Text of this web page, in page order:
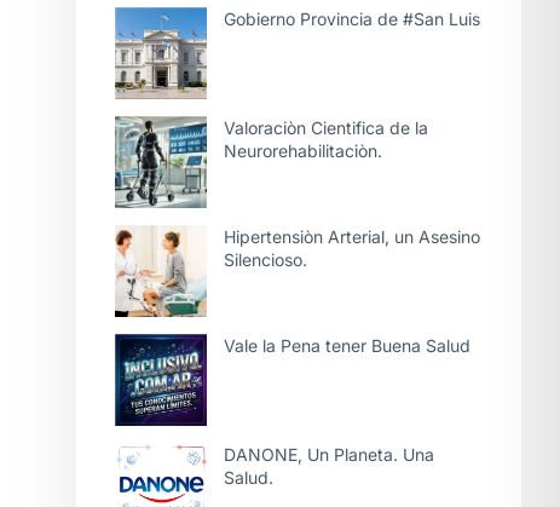
Gobierno Provincia de #San Luis
Valoraciòn Cientifica de la
Neurorehabilitaciòn.
Hipertensiòn Arterial, un Asesino
Silencioso.
Vale la Pena tener Buena Salud
DANONE, Un Planeta. Una
Salud.